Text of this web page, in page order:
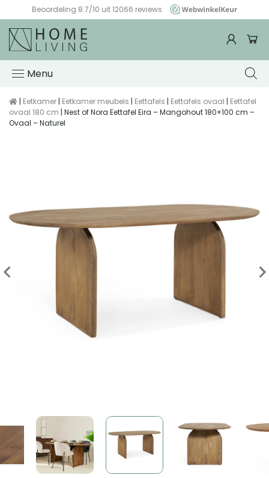
Altijd gratis verzending & retour
Menu
| Eetkamer | Eetkamer meubels | Eettafels | Eettafels ovaal | Eettafel
ovaal 180 cm | Nest of Nora Eettafel Eira – Mangohout 180×100 cm –
Ovaal – Naturel